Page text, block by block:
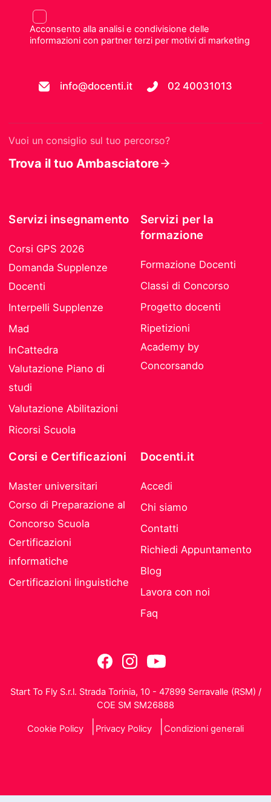
Acconsento alla analisi e condivisione delle
informazioni con partner terzi per motivi di marketing
info@docenti.it 02 40031013
Vuoi un consiglio sul tuo percorso?
Trova il tuo Ambasciatore
Servizi insegnamento
Corsi GPS 2026
Domanda Supplenze
Docenti
Interpelli Supplenze
Mad
InCattedra
Valutazione Piano di
studi
Valutazione Abilitazioni
Ricorsi Scuola
Servizi per la
formazione
Formazione Docenti
Classi di Concorso
Progetto docenti
Ripetizioni
Academy by
Concorsando
Corsi e Certificazioni
Master universitari
Corso di Preparazione al
Concorso Scuola
Certificazioni
informatiche
Certificazioni linguistiche
Docenti.it
Accedi
Chi siamo
Contatti
Richiedi Appuntamento
Blog
Lavora con noi
Faq
Start To Fly S.r.l. Strada Torinia, 10 - 47899 Serravalle (RSM) /
COE SM SM26888
Cookie Policy Privacy Policy Condizioni generali